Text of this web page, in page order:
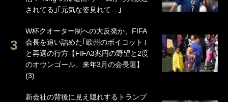
されてる｣｢元気な姿見れて…｣
W杯クオーター制への大反発か、FIFA
会長を追い詰めた｢欧州のボイコット｣
と再選の行方【FIFA3兆円の野望と2度
のオウンゴール、来年3月の会長選】
(3)
新会社の背後に見え隠れするトランプ